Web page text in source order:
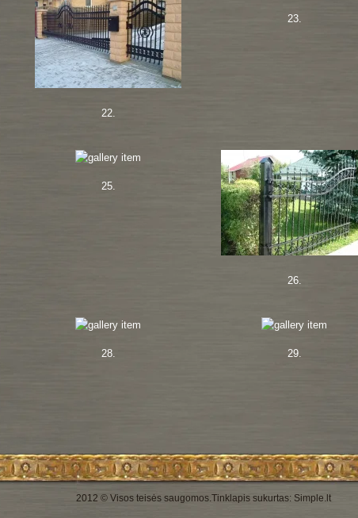
22.
23.
25.
26.
28. 29.
2012 © Visos teisės saugomos.Tinklapis sukurtas: Simple.lt